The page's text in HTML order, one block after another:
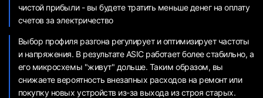
чистой прибыли - вы будете тратить меньше денег на оплату
счетов за электричество
Выбор профиля разгона регулирует и оптимизирует частоты
и напряжения. В результате ASIC работает более стабильно, а
его микросхемы "живут" дольше. Таким образом, вы
снижаете вероятность внезапных расходов на ремонт или
покупку новых устройств из-за выхода из строя старых.